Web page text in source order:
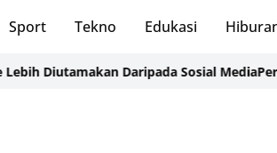
Sport Tekno Edukasi
Daripada Sosial MediaPerkuat